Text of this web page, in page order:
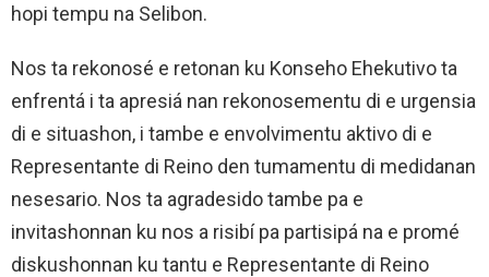
hopi tempu na Selibon.
Nos ta rekonosé e retonan ku Konseho Ehekutivo ta
enfrentá i ta apresiá nan rekonosementu di e urgensia
di e situashon, i tambe e envolvimentu aktivo di e
Representante di Reino den tumamentu di medidanan
nesesario. Nos ta agradesido tambe pa e
invitashonnan ku nos a risibí pa partisipá na e promé
diskushonnan ku tantu e Representante di Reino